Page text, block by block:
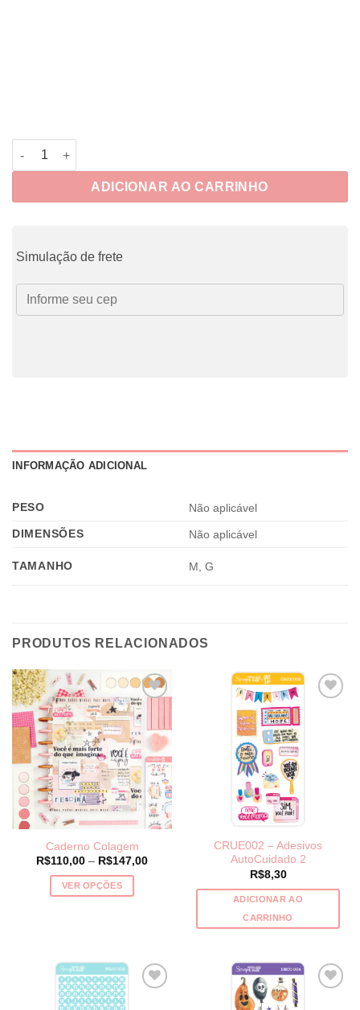
Planner Cristal quantidade
ADICIONAR AO CARRINHO
Simulação de frete
INFORMAÇÃO ADICIONAL
PESO
Não aplicável
DIMENSÕES
Não aplicável
TAMANHO M, G
PRODUTOS RELACIONADOS
Caderno Colagem
R$110,00 – R$147,00Price
VER OPÇÕES
variantes.
As
opções
CRUE002 – Adesivos
AutoCuidado 2
R$8,30
ADICIONAR AO
CARRINHO